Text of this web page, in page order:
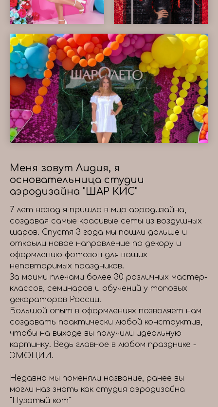
Меня зовут Лидия, я
основательница студии
аэродизайна "ШАР КИС"
7 лет назад я пришла в мир аэродизайна,
создавая самые красивые сеты из воздушных
шаров. Спустя 3 года мы пошли дальше и
открыли новое направление по декору и
оформлению фотозон для ваших
неповторимых праздников.
За моими плечами более 30 различных мастер-
классов, семинаров и обучений у топовых
декораторов России.
Большой опыт в оформлениях позволяет нам
создавать практически любой конструктив,
чтобы на выходе вы получили идеальную
картинку. Ведь главное в любом празднике -
ЭМОЦИИ.
Недавно мы поменяли название, ранее вы
могли наз знать как студия аэродизайна
"Пузатый кот"